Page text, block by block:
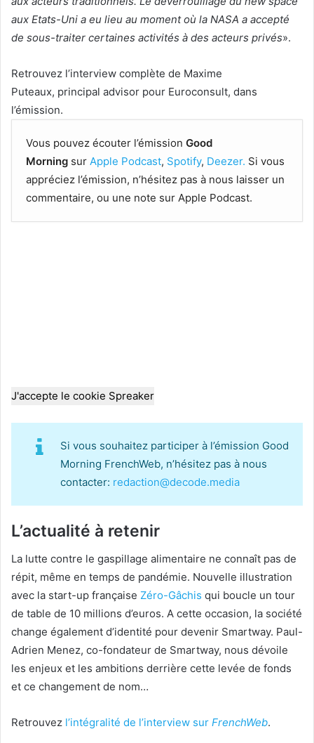
aux Etats-Uni a eu lieu au moment où la NASA a accepté
de sous-traiter certaines activités à des acteurs privés».
Retrouvez l’interview complète de Maxime
Puteaux, principal advisor pour Euroconsult, dans
l’émission.
Vous pouvez écouter l’émission Good
Morning sur Apple Podcast, Spotify, Deezer. Si vous
appréciez l’émission, n’hésitez pas à nous laisser un
commentaire, ou une note sur Apple Podcast.
J'accepte le cookie Spreaker
Si vous souhaitez participer à l’émission Good
Morning FrenchWeb, n’hésitez pas à nous
contacter: redaction@decode.media
L’actualité à retenir
La lutte contre le gaspillage alimentaire ne connaît pas de
répit, même en temps de pandémie. Nouvelle illustration
avec la start-up française Zéro-Gâchis qui boucle un tour
de table de 10 millions d’euros. A cette occasion, la société
change également d’identité pour devenir Smartway. Paul-
Adrien Menez, co-fondateur de Smartway, nous dévoile
les enjeux et les ambitions derrière cette levée de fonds
et ce changement de nom…
Retrouvez l’intégralité de l’interview sur FrenchWeb.